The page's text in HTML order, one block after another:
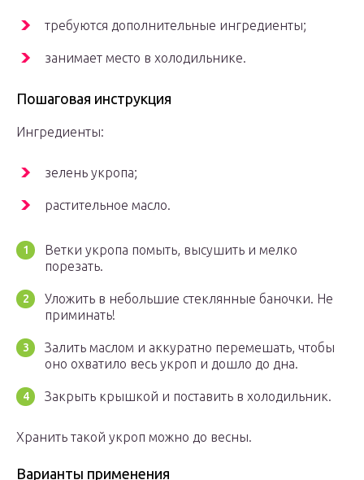
требуются дополнительные ингредиенты;
занимает место в холодильнике.
Пошаговая инструкция
Ингредиенты:
зелень укропа;
растительное масло.
Ветки укропа помыть, высушить и мелко
порезать.
Уложить в небольшие стеклянные баночки. Не
приминать!
Залить маслом и аккуратно перемешать, чтобы
оно охватило весь укроп и дошло до дна.
Закрыть крышкой и поставить в холодильник.
Хранить такой укроп можно до весны.
Варианты применения